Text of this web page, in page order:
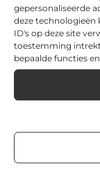
gepersonaliseerde
deze technologieën
ID's op deze site
toestemming
bepaalde functies